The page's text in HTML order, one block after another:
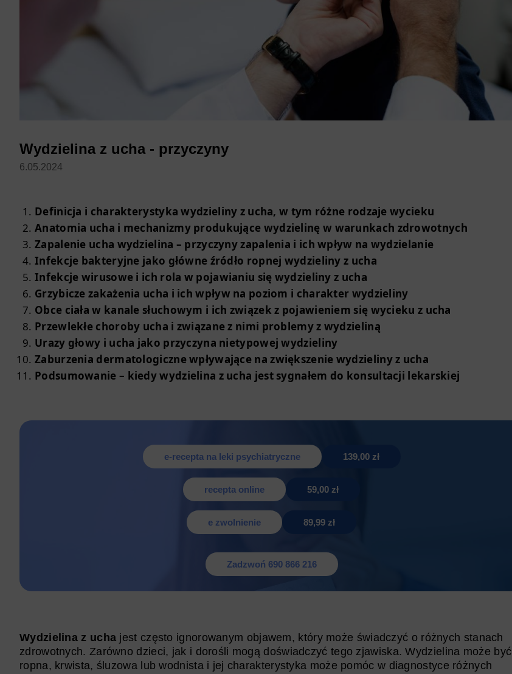
Wydzielina z ucha - przyczyny
6.05.2024
Definicja i charakterystyka wydzieliny z ucha, w tym różne rodzaje wycieku
Anatomia ucha i mechanizmy produkujące wydzielinę w warunkach zdrowotnych
Zapalenie ucha wydzielina – przyczyny zapalenia i ich wpływ na wydzielanie
Infekcje bakteryjne jako główne źródło ropnej wydzieliny z ucha
Infekcje wirusowe i ich rola w pojawianiu się wydzieliny z ucha
Grzybicze zakażenia ucha i ich wpływ na poziom i charakter wydzieliny
Obce ciała w kanale słuchowym i ich związek z pojawieniem się wycieku z ucha
Przewlekłe choroby ucha i związane z nimi problemy z wydzieliną
Urazy głowy i ucha jako przyczyna nietypowej wydzieliny
Zaburzenia dermatologiczne wpływające na zwiększenie wydzieliny z ucha
Podsumowanie – kiedy wydzielina z ucha jest sygnałem do konsultacji lekarskiej
e-recepta na leki psychiatryczne 139,00 zł
recepta online 59,00 zł
e zwolnienie 89,99 zł
Zadzwoń 690 866 216
Wydzielina z ucha jest często ignorowanym objawem, który może świadczyć o różnych stanach
zdrowotnych. Zarówno dzieci, jak i dorośli mogą doświadczyć tego zjawiska. Wydzielina może być
ropna, krwista, śluzowa lub wodnista i jej charakterystyka może pomóc w diagnostyce różnych